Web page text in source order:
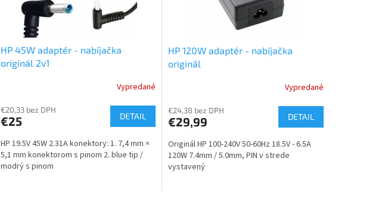
HP 45W adaptér - nabíjačka
originál 2v1
Vypredané
€20,33 bez DPH
€25 DETAIL
HP 19.5V 45W 2.31A konektory: 1. 7,4 mm ×
5,1 mm konektorom s pinom 2. blue tip /
modrý s pinom
HP 120W adaptér - nabíjačka
originál
Vypredané
€24,38 bez DPH
€29,99 DETAIL
Originál HP 100-240V 50-60Hz 18.5V - 6.5A
120W 7.4mm / 5.0mm, PIN v strede
vystavený